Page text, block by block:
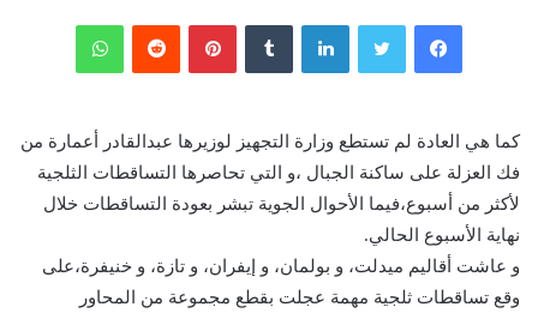
فيسبوك لينكدإن بينتيريست
كما هي العادة لم تستطع وزارة التجهيز لوزيرها عبدالقادر أعمارة من
فك العزلة على ساكنة الجبال ،و التي تحاصرها التساقطات الثلجية
لأكثر من أسبوع،فيما الأحوال الجوية تبشر بعودة التساقطات خلال
نهاية الأسبوع الحالي.
و عاشت أقاليم ميدلت، و بولمان، و إيفران، و تازة، و خنيفرة،على
وقع تساقطات ثلجية مهمة عجلت بقطع مجموعة من المحاور